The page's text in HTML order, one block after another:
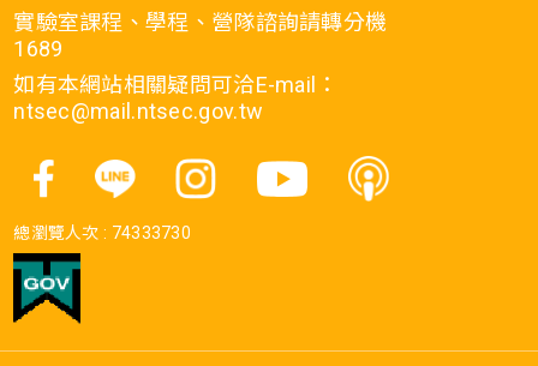
實驗室課程、學程、營隊諮詢請轉分機
1689
如有本網站相關疑問可洽E-mail：
ntsec@mail.ntsec.gov.tw
總瀏覽人次 : 74333730